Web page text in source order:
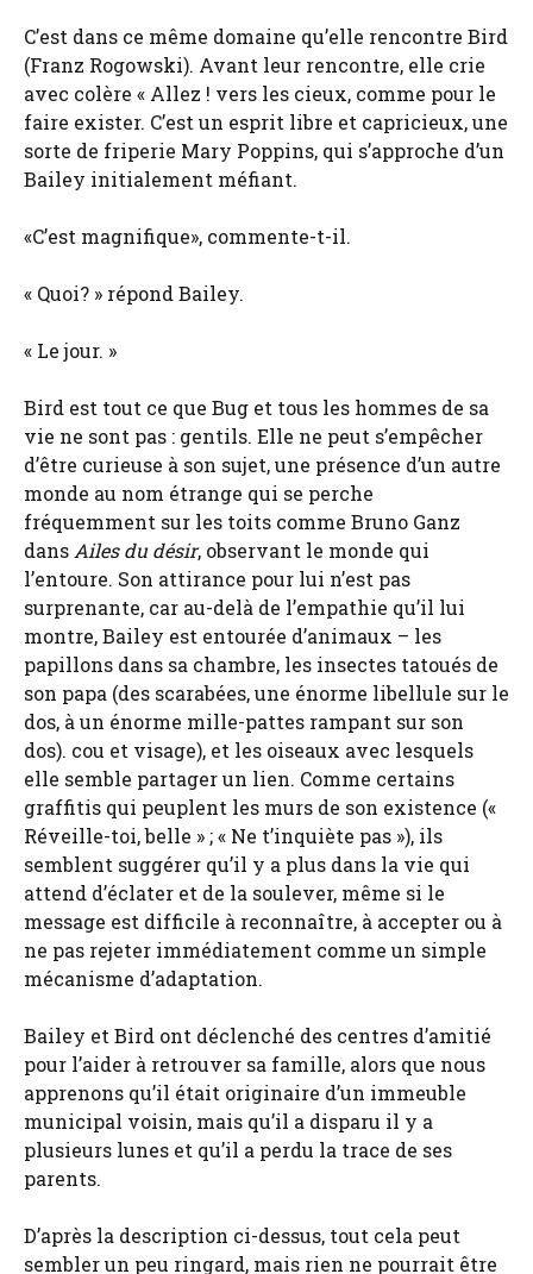
C’est dans ce même domaine qu’elle rencontre Bird
(Franz Rogowski). Avant leur rencontre, elle crie
avec colère « Allez ! vers les cieux, comme pour le
faire exister. C’est un esprit libre et capricieux, une
sorte de friperie Mary Poppins, qui s’approche d’un
Bailey initialement méfiant.
«C’est magnifique», commente-t-il.
« Quoi? » répond Bailey.
« Le jour. »
Bird est tout ce que Bug et tous les hommes de sa
vie ne sont pas : gentils. Elle ne peut s’empêcher
d’être curieuse à son sujet, une présence d’un autre
monde au nom étrange qui se perche
fréquemment sur les toits comme Bruno Ganz
dansAiles du désir, observant le monde qui
l’entoure. Son attirance pour lui n’est pas
surprenante, car au-delà de l’empathie qu’il lui
montre, Bailey est entourée d’animaux – les
papillons dans sa chambre, les insectes tatoués de
son papa (des scarabées, une énorme libellule sur le
dos, à un énorme mille-pattes rampant sur son
dos). cou et visage), et les oiseaux avec lesquels
elle semble partager un lien. Comme certains
graffitis qui peuplent les murs de son existence («
Réveille-toi, belle » ; « Ne t’inquiète pas »), ils
semblent suggérer qu’il y a plus dans la vie qui
attend d’éclater et de la soulever, même si le
message est difficile à reconnaître, à accepter ou à
ne pas rejeter immédiatement comme un simple
mécanisme d’adaptation.
Bailey et Bird ont déclenché des centres d’amitié
pour l’aider à retrouver sa famille, alors que nous
apprenons qu’il était originaire d’un immeuble
municipal voisin, mais qu’il a disparu il y a
plusieurs lunes et qu’il a perdu la trace de ses
parents.
D’après la description ci-dessus, tout cela peut
sembler un peu ringard, mais rien ne pourrait être